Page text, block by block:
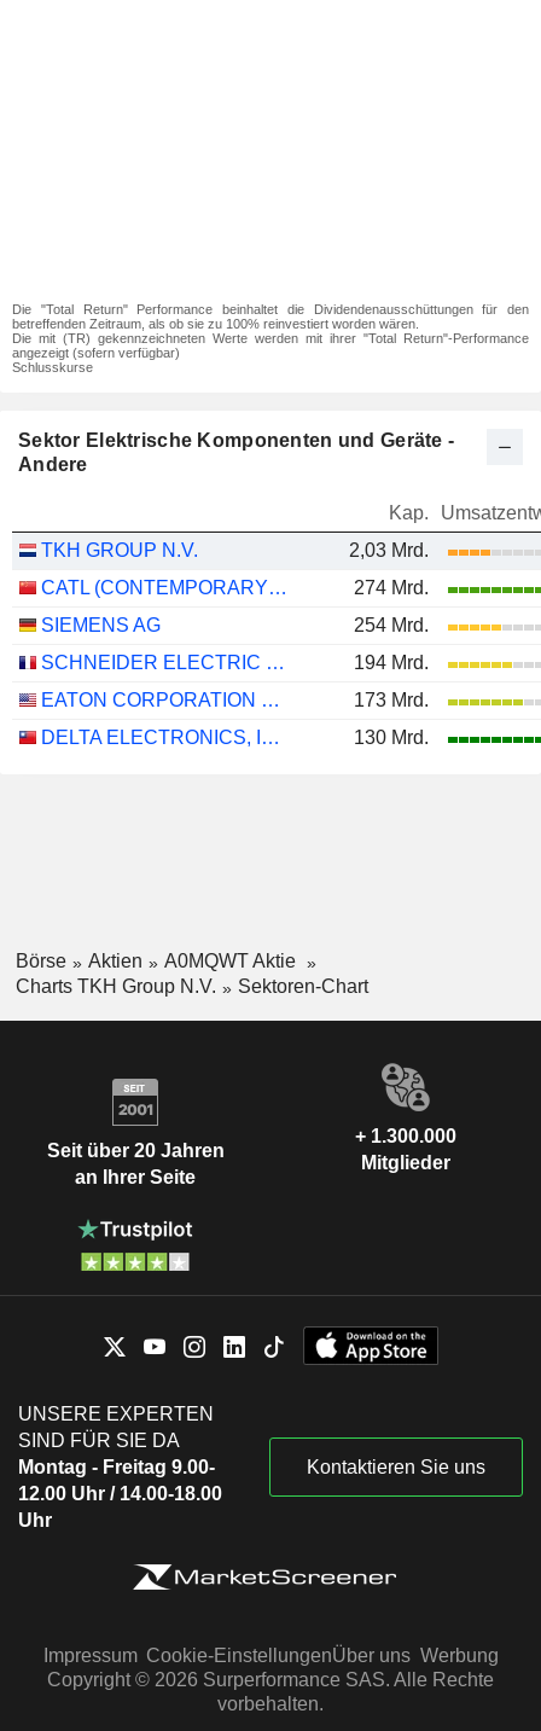
Die "Total Return" Performance beinhaltet die Dividendenausschüttungen für den
betreffenden Zeitraum, als ob sie zu 100% reinvestiert worden wären.
Die mit (TR) gekennzeichneten Werte werden mit ihrer "Total Return"-Performance
angezeigt (sofern verfügbar)
Schlusskurse
Sektor Elektrische Komponenten und Geräte -
Andere
Kap.
TKH GROUP N.V.
2,03 Mrd.
CATL (CONTEMPORARY AMPEREX TECHNOLOGY)
274 Mrd.
SIEMENS AG
254 Mrd.
SCHNEIDER ELECTRIC SE
194 Mrd.
EATON CORPORATION PLC
173 Mrd.
DELTA ELECTRONICS, INC.
130 Mrd.
Börse Aktien
A0MQWT Aktie
Charts TKH Group N.V.
Sektoren-Chart
Seit über 20 Jahren
an Ihrer Seite
+ 1.300.000
Mitglieder
UNSERE EXPERTEN
SIND FÜR SIE DA
Montag - Freitag 9.00-
12.00 Uhr / 14.00-18.00
Uhr
Kontaktieren Sie uns
Impressum Cookie-EinstellungenÜber uns Werbung
Copyright © 2026 Surperformance SAS. Alle Rechte
vorbehalten.